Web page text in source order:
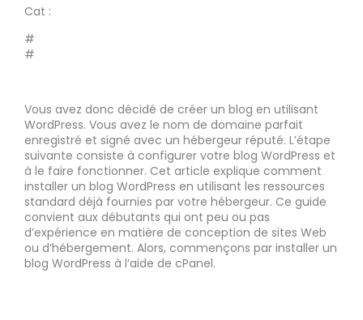
Cat :
#
#
Vous avez donc décidé de créer un blog en utilisant
WordPress. Vous avez le nom de domaine parfait
enregistré et signé avec un hébergeur réputé. L’étape
suivante consiste à configurer votre blog WordPress et
à le faire fonctionner. Cet article explique comment
installer un blog WordPress en utilisant les ressources
standard déjà fournies par votre hébergeur. Ce guide
convient aux débutants qui ont peu ou pas
d’expérience en matière de conception de sites Web
ou d’hébergement. Alors, commençons par installer un
blog WordPress à l’aide de cPanel.